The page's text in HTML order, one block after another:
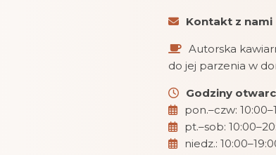
Kontakt z nami
Autorska
do jej parzenia w
Godziny
pon.–czw:
pt.–sob:
niedz.: